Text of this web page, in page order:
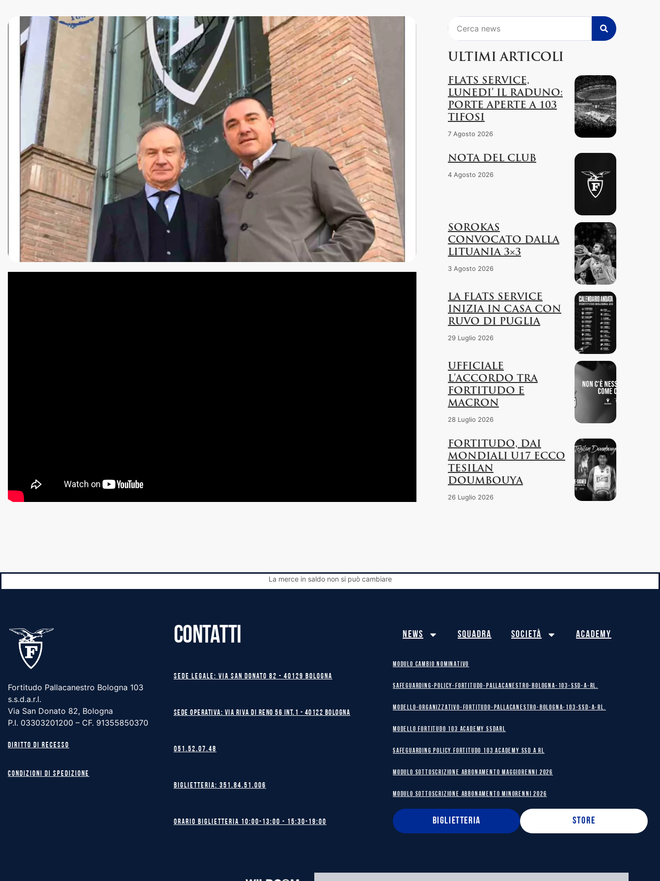
ULTIMI ARTICOLI
FLATS SERVICE,
LUNEDI’ IL RADUNO:
PORTE APERTE A 103
TIFOSI
7 Agosto 2026
NOTA DEL CLUB
4 Agosto 2026
SOROKAS
CONVOCATO DALLA
LITUANIA 3×3
3 Agosto 2026
LA FLATS SERVICE
INIZIA IN CASA CON
RUVO DI PUGLIA
29 Luglio 2026
UFFICIALE
L’ACCORDO TRA
FORTITUDO E
MACRON
28 Luglio 2026
FORTITUDO, DAI
MONDIALI U17 ECCO
TESILAN
DOUMBOUYA
26 Luglio 2026
La merce in saldo non si può cambiare
Fortitudo Pallacanestro Bologna 103
s.s.d.a.r.l.
Via San Donato 82, Bologna
P.I. 03303201200 – CF. 91355850370
Diritto di recesso
Condizioni di spedizione
CONTATTI
Sede legale: Via San Donato 82 - 40129 BOLOGNA
Sede operativa: Via Riva di Reno 56 int.1 - 40122 BOLOGNA
051.52.07.48
Biglietteria: 351.84.51.006
Orario biglietteria 10:00-13:00 - 15:30-19:00
News Squadra Società Academy
MODULO CAMBIO NOMINATIVO
safeguarding-policy-Fortitudo-Pallacanestro-Bologna-103-SSD-A-RL.
Modello-Organizzativo-Fortitudo-Pallacanestro-Bologna-103-SSD-A-RL.
MODELLO FORTITUDO 103 ACADEMY SSDARL
safeguarding policy Fortitudo 103 Academy SSD A RL
MODULO SOTTOSCRIZIONE ABBONAMENTO MAGGIORENNI 2026
MODULO SOTTOSCRIZIONE ABBONAMENTO MINORENNI 2026
BIGLIETTERIA STORE